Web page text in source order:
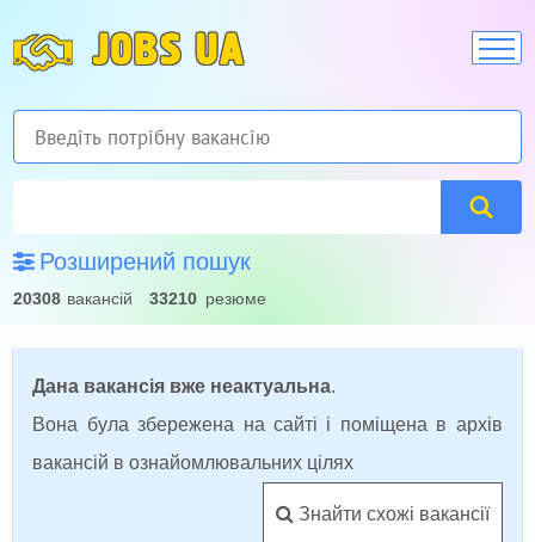
JOBS UA
Розширений пошук
20308 вакансій 33210 резюме
Дана вакансія вже неактуальна.
Вона була збережена на сайті і поміщена в архів
вакансій в ознайомлювальних цілях
Знайти схожі вакансії